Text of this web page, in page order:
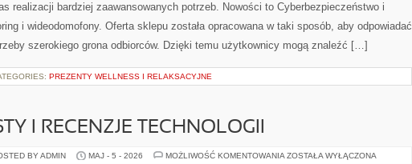
realizacji bardziej zaawansowanych potrzeb. Nowości to Cyberbezpieczeństwo i
i wideodomofony. Oferta sklepu została opracowana w taki sposób, aby odpowiadać
szerokiego grona odbiorców. Dzięki temu użytkownicy mogą znaleźć […]
PREZENTY WELLNESS I RELAKSACYJNE
I RECENZJE TECHNOLOGII
BY ADMIN MAJ - 5 - 2026 MOŻLIWOŚĆ KOMENTOWANIA TESTY
ZOSTAŁA WYŁĄCZONA